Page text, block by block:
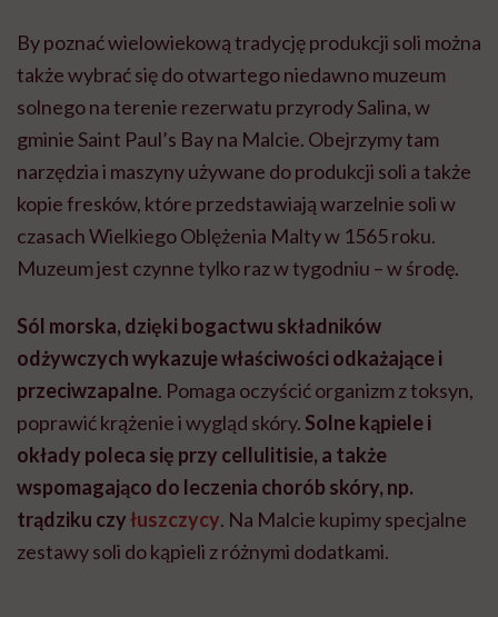
By poznać wielowiekową tradycję produkcji soli można
także wybrać się do otwartego niedawno muzeum
solnego na terenie rezerwatu przyrody Salina, w
gminie Saint Paul’s Bay na Malcie. Obejrzymy tam
narzędzia i maszyny używane do produkcji soli a także
kopie fresków, które przedstawiają warzelnie soli w
czasach Wielkiego Oblężenia Malty w 1565 roku.
Muzeum jest czynne tylko raz w tygodniu – w środę.
Sól morska, dzięki bogactwu składników
odżywczych wykazuje właściwości odkażające i
przeciwzapalne. Pomaga oczyścić organizm z toksyn,
poprawić krążenie i wygląd skóry. Solne kąpiele i
okłady poleca się przy cellulitisie, a także
wspomagająco do leczenia chorób skóry, np.
trądziku czyłuszczycy. Na Malcie kupimy specjalne
zestawy soli do kąpieli z różnymi dodatkami.